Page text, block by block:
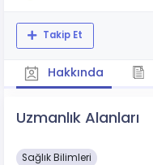
Takip Et
Hakkında
Uzmanlık Alanları
Sağlık Bilimleri